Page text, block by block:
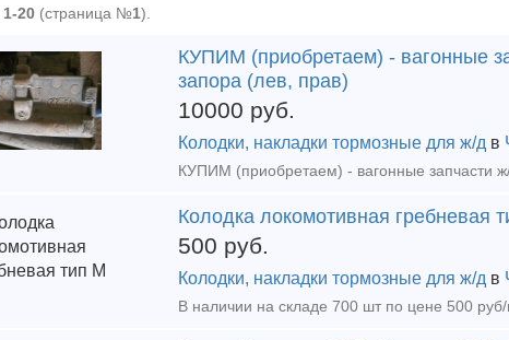
1-20 (страница №1).
КУПИМ (приобретаем) - вагонные
запора (лев, прав)
10000 руб.
Колодки, накладки тормозные для ж/д в
Колодка локомотивная гребневая
500 руб.
Колодки, накладки тормозные для ж/д в